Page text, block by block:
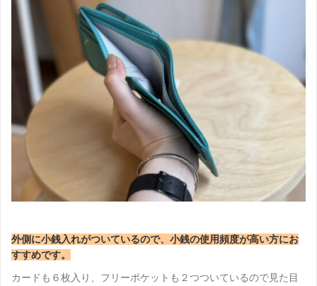
外側に小銭入れがついているので、小銭の使用頻度が高い方にお
すすめです。
カードも６枚入り、フリーポケットも２つついているので見た目